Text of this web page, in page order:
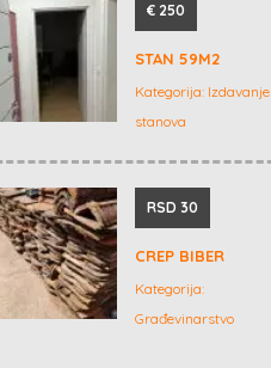
€ 250
STAN 59M2
Kategorija: Izdavanje
stanova
RSD 30
CREP BIBER
Kategorija:
Građevinarstvo